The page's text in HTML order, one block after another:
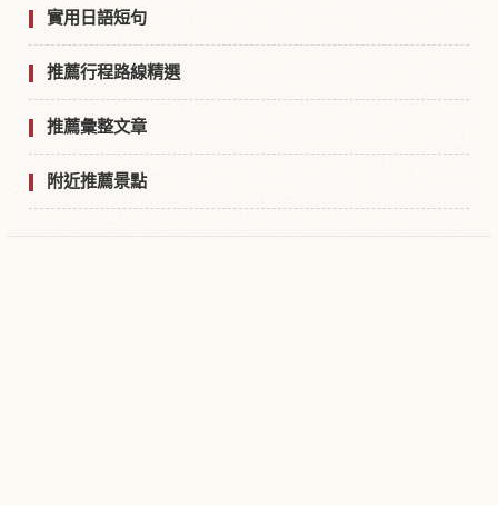
實用日語短句
推薦行程路線精選
推薦彙整文章
附近推薦景點